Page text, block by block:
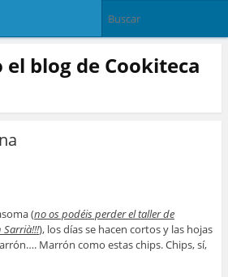
blog de Cookiteca
(no os podéis perder el taller de
Sarrià!!!), los días se hacen cortos y las hojas
Marrón como estas chips. Chips, sí,